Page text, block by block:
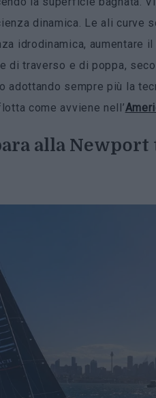
dinamica. Le ali curve
idrodinamica, aumentare
di traverso e di poppa,
adottando sempre più la
come avviene nell’
alla Newport